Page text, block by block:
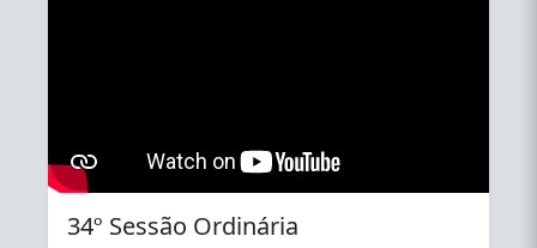
34º Sessão Ordinária